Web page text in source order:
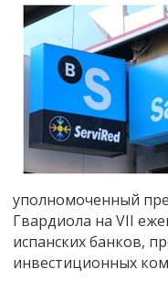
уполномоченный
Гвардиола на VII
испанских банков,
инвестиционных